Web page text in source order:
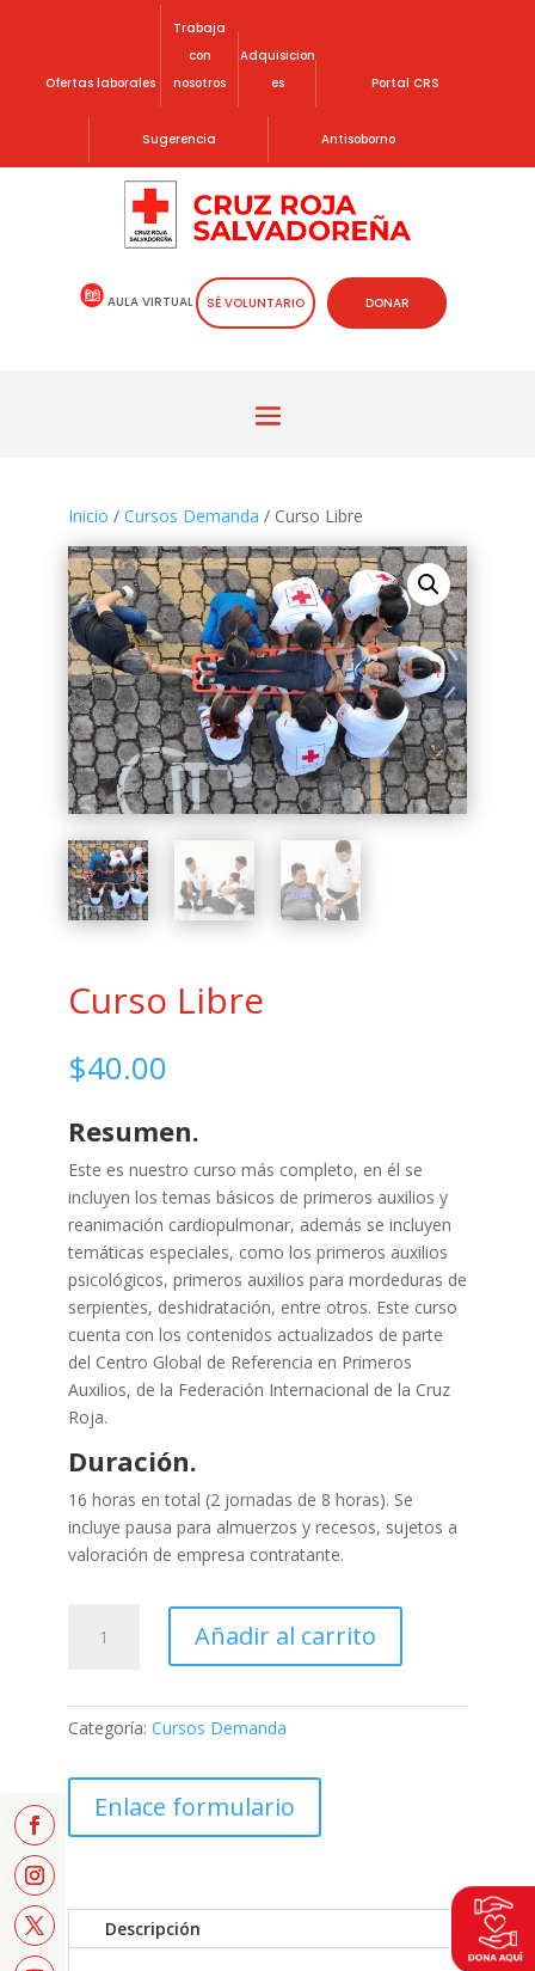
Ofertas laborales
Trabaja
con
nosotros
Adquisicion
es
Portal CRS
Sugerencia Antisoborno
AULA VIRTUAL SÉ VOLUNTARIO DONAR
Inicio / Cursos Demanda / Curso Libre
Curso Libre
$40.00
Resumen.
Este es nuestro curso más completo, en él se
incluyen los temas básicos de primeros auxilios y
reanimación cardiopulmonar, además se incluyen
temáticas especiales, como los primeros auxilios
psicológicos, primeros auxilios para mordeduras de
serpientes, deshidratación, entre otros. Este curso
cuenta con los contenidos actualizados de parte
del Centro Global de Referencia en Primeros
Auxilios, de la Federación Internacional de la Cruz
Roja.
Duración.
16 horas en total (2 jornadas de 8 horas). Se
incluye pausa para almuerzos y recesos, sujetos a
valoración de empresa contratante.
Libre
Añadir al carrito
Categoría: Cursos Demanda
Enlace formulario
Descripción